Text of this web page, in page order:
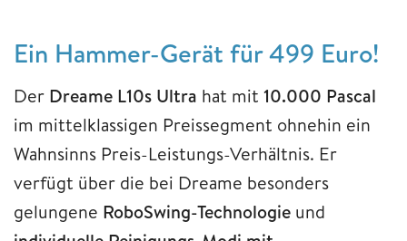
Ein Hammer-Gerät für 499 Euro!
Der Dreame L10s Ultra hat mit 10.000 Pascal
im mittelklassigen Preissegment ohnehin ein
Wahnsinns Preis-Leistungs-Verhältnis. Er
verfügt über die bei Dreame besonders
gelungene RoboSwing-Technologie und